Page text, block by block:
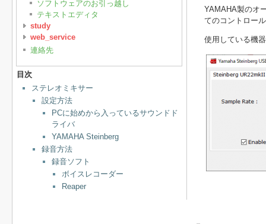
ソフトウェアのお引っ越し
テキストエディタ
study
web_service
連絡先
目次
ステレオミキサー
設定方法
PCに始めから入っているサウンドド
ライバ
YAMAHA Steinberg
録音方法
録音ソフト
ボイスレコーダー
Reaper
YAMAHA製のオ
てのコントロー
使用している機